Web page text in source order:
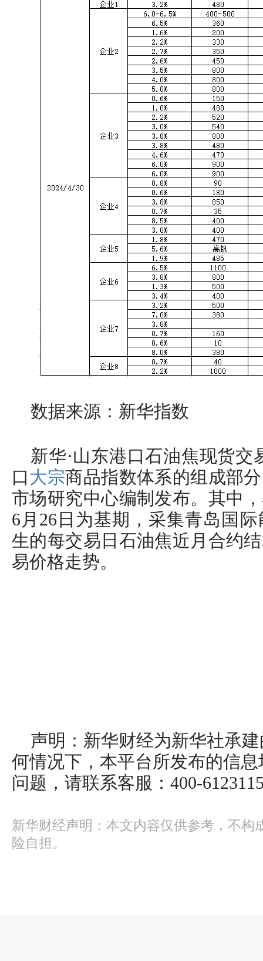
数据来源：新华指数
新华·山东港口石油焦现货交
口 大宗商品指数体系的组成部
市场研究中心编制发布。其中
6月26日为基期，采集青岛国
生的每交易日石油焦近月合约
易价格走势。
声明：新华财经为新华社承
何情况下，本平台所发布的信
问题，请联系客服：400-
新华财经声明：本文内容仅供参考，不构
险自担。